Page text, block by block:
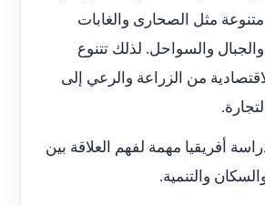
متنوعة مثل الصحارى والغابات
والجبال والسواحل. لذلك تتنوع
من الزراعة والرعي إلى
أفريقيا مهمة لفهم العلاقة بين
والتنمية.